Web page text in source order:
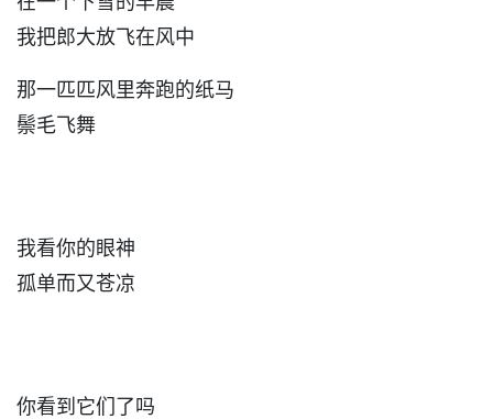
我把郎大放飞在风中
那一匹匹风里奔跑的纸马
鬃毛飞舞
我看你的眼神
孤单而又苍凉
你看到它们了吗